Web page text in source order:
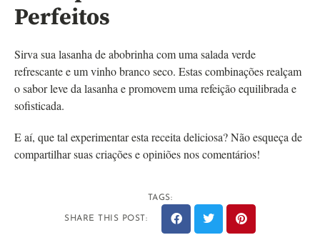
Perfeitos
Sirva sua lasanha de abobrinha com uma salada verde
refrescante e um vinho branco seco. Estas combinações realçam
o sabor leve da lasanha e promovem uma refeição equilibrada e
sofisticada.
E aí, que tal experimentar esta receita deliciosa? Não esqueça de
compartilhar suas criações e opiniões nos comentários!
TAGS:
SHARE THIS POST: